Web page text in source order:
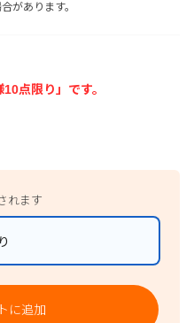
があります。
点限り」です。
れます
に追加